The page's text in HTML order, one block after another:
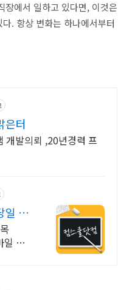
장에서 일하고 있다면, 이것은
. 항상 변화는 하나에서부터
은터
개발의뢰 ,20년경력 프
일 신
일 수